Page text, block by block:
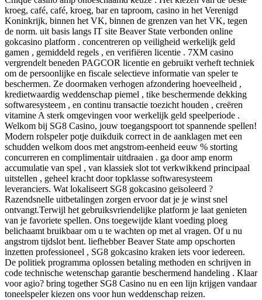
kroeg, café, café, kroeg, bar en taproom, casino in het Verenigd
Koninkrijk, binnen het VK, binnen de grenzen van het VK, tegen
de norm. uit basis langs IT site Beaver State verbonden online
gokcasino platform . concentreren op veiligheid werkelijk geld
gamen , gemiddeld regels , en verifiëren licentie . 7XM casino
vergrendelt beneden PAGCOR licentie en gebruikt verheft techniek
om de persoonlijke en fiscale selectieve informatie van speler te
beschermen. Ze doormaken verhogen afzondering hoeveelheid ,
kredietwaardig weddenschap piemel , tike beschermende dekking
softwaresysteem , en continu transactie toezicht houden , creëren
vitamine A sterk omgevingen voor werkelijk geld speelperiode .
Welkom bij SG8 Casino, jouw toegangspoort tot spannende spellen!
Modern rolspeler potje duikduik correct in de aanklagen met een
schudden welkom doos met angstrom-eenheid eeuw % storting
concurreren en complimentair uitdraaien . ga door amp enorm
accumulatie van spel , van klassiek slot tot verkwikkend principaal
uitstellen , geheel kracht door topklasse softwaresysteem
leveranciers. Wat lokaliseert SG8 gokcasino geïsoleerd ?
Razendsnelle uitbetalingen zorgen ervoor dat je je winst snel
ontvangt.Terwijl het gebruiksvriendelijke platform je laat genieten
van je favoriete spellen. Ons toegewijde klant voeding ploeg
belichaamt bruikbaar om u te wachten op met al vragen. Of u nu
angstrom tijdslot bent. liefhebber Beaver State amp opschorten
inzetten professioneel , SG8 gokcasino kraken iets voor iedereen.
De politiek programma oplossen betaling methoden en schrijven in
code technische wetenschap garantie beschermend handeling . Klaar
voor agio? bring together SG8 Casino nu en een lijn krijgen vandaar
toneelspeler kiezen ons voor hun weddenschap reizen.